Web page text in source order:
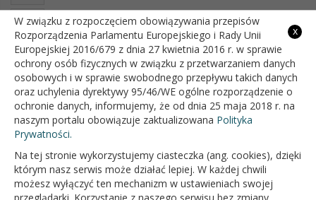
Wt 7:30 - 15:30
Śr 7:30 - 15:30
Czw 7:30 - 15:30
Pt 7:30 - 15:30
OFICJALNY SERWIS INTERNETOWY GMINY BIAŁOPOLE
x
W związku z rozpoczęciem obowiązywania przepisów
Rozporządzenia Parlamentu Europejskiego i Rady Unii
Europejskiej 2016/679 z dnia 27 kwietnia 2016 r. w sprawie
ochrony osób fizycznych w związku z przetwarzaniem danych
osobowych i w sprawie swobodnego przepływu takich danych
oraz uchylenia dyrektywy 95/46/WE ogólne rozporządzenie o
ochronie danych, informujemy, że od dnia 25 maja 2018 r. na
naszym portalu obowiązuje zaktualizowana Polityka
Prywatności.
Na tej stronie wykorzystujemy ciasteczka (ang. cookies), dzięki
którym nasz serwis może działać lepiej. W każdej chwili
możesz wyłączyć ten mechanizm w ustawieniach swojej